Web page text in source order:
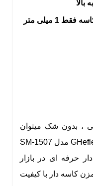
فاصله نوک سری همزن تا کف کاسه فقط 1 میلی متر
، بدون شک میتوان
گفت همزن کاسه دار 7.2 لیتری GHeflee مدل SM-1507
حرفه ای در بازار
کاسه دار با کیفیت